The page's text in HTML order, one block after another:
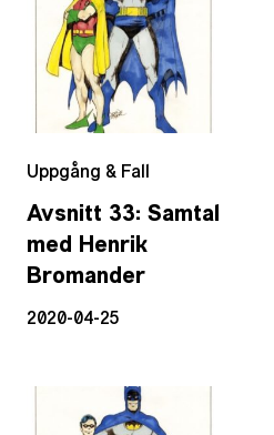
Uppgång & Fall
Avsnitt 33: Samtal
med Henrik
Bromander
2020-04-25